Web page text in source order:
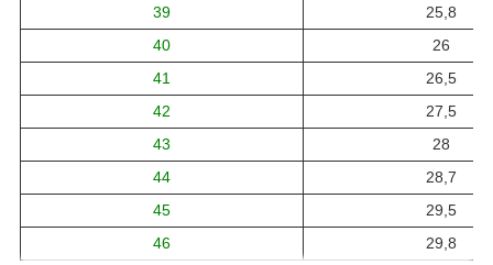
39
25,8
40
26
41
26,5
42
27,5
43
28
44
28,7
45
29,5
46
29,8